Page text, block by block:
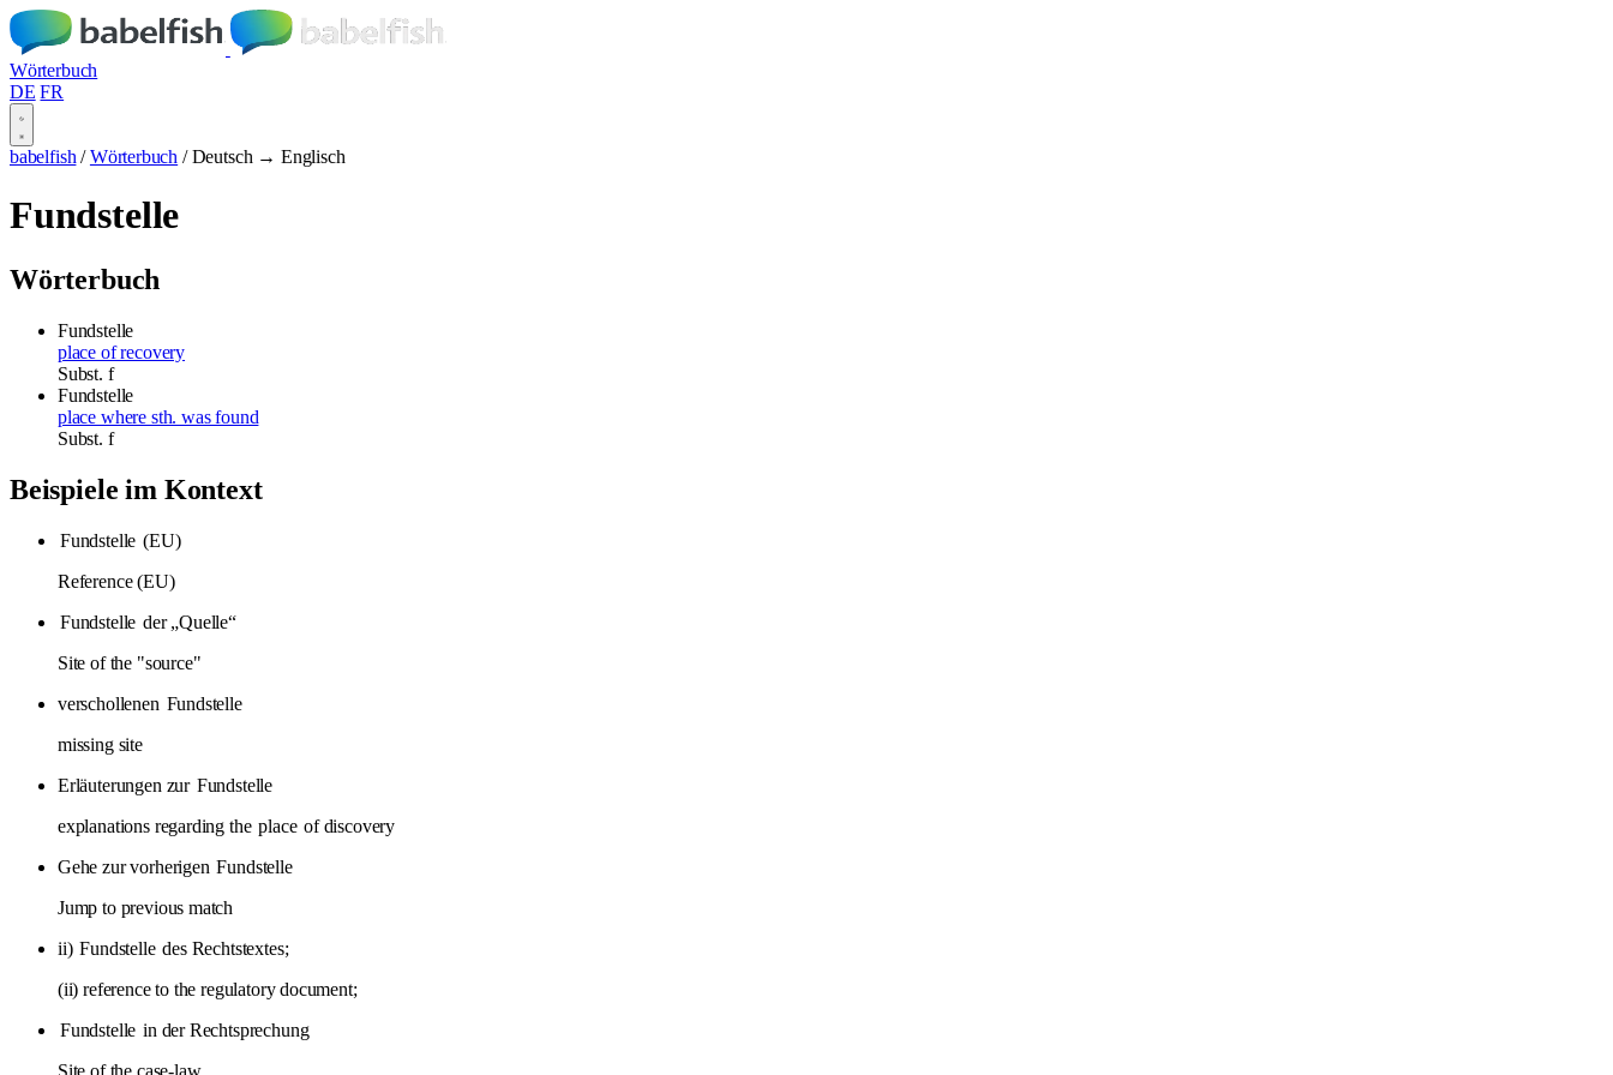
Wörterbuch
DE FR
babelfish / Wörterbuch / Deutsch → Englisch
Fundstelle
Wörterbuch
Fundstelle
place of recovery
Subst. f
Fundstelle
place where sth. was found
Subst. f
Beispiele im Kontext
Fundstelle (EU)
Reference (EU)
Fundstelle der „Quelle“
Site of the "source"
verschollenen Fundstelle
missing site
Erläuterungen zur Fundstelle
explanations regarding the place of discovery
Gehe zur vorherigen Fundstelle
Jump to previous match
ii) Fundstelle des Rechtstextes;
(ii) reference to the regulatory document;
Fundstelle in der Rechtsprechung
Site of the case-law